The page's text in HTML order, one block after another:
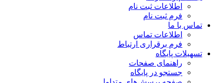
اطلاعات ثبت نام
فرم ثبت نام
تماس با ما
اطلاعات تماس
فرم برقراری ارتباط
تسهیلات پایگاه
راهنمای صفحات
جستجو در پایگاه